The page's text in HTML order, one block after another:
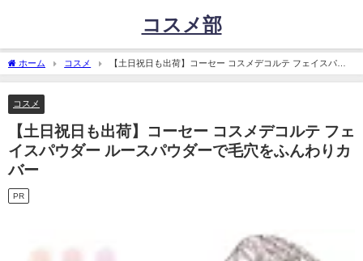
コスメ部
ホーム コスメ
【土日祝日も出荷】コーセー コスメデコルテ フェイスパウ
ダー ルースパウダーで毛穴をふんわりカバー
コスメ
【土日祝日も出荷】コーセー コスメデコルテ フェ
イスパウダー ルースパウダーで毛穴をふんわりカ
バー
PR